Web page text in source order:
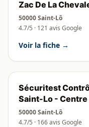
Zac De La
50000 Saint-Lô
4.7/5 · 121 avis Google
Voir la fiche →
Sécuritest
Saint-Lo -
50000 Saint-Lô
4.7/5 · 166 avis Google